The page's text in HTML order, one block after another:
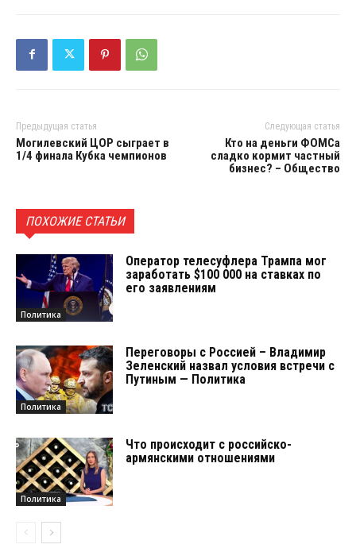
Предыдущая статья
Могилевский ЦОР сыграет в
1/4 финала Кубка чемпионов
Следующая статья
Кто на деньги ФОМСа
сладко кормит частный
бизнес? – Общество
ПОХОЖИЕ СТАТЬИ
Политика
Оператор телесуфлера Трампа мог
заработать $100 000 на ставках по
его заявлениям
Политика
Переговоры с Россией – Владимир
Зеленский назвал условия встречи с
Путиным — Политика
Политика
Что происходит с российско-
армянскими отношениями